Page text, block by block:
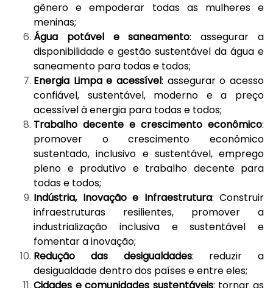
gênero e empoderar todas as mulheres e
meninas;
Água potável e saneamento: assegurar a
disponibilidade e gestão sustentável da água e
saneamento para todas e todos;
Energia Limpa e acessível: assegurar o acesso
confiável, sustentável, moderno e a preço
acessível à energia para todas e todos;
Trabalho decente e crescimento econômico:
promover o crescimento econômico
sustentado, inclusivo e sustentável, emprego
pleno e produtivo e trabalho decente para
todas e todos;
Indústria, Inovação e Infraestrutura: Construir
infraestruturas resilientes, promover a
industrialização inclusiva e sustentável e
fomentar a inovação;
Redução das desigualdades: reduzir a
desigualdade dentro dos países e entre eles;
Cidades e comunidades sustentáveis: tornar as